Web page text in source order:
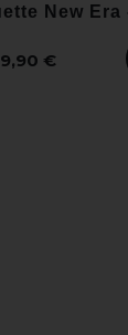
New Era
€